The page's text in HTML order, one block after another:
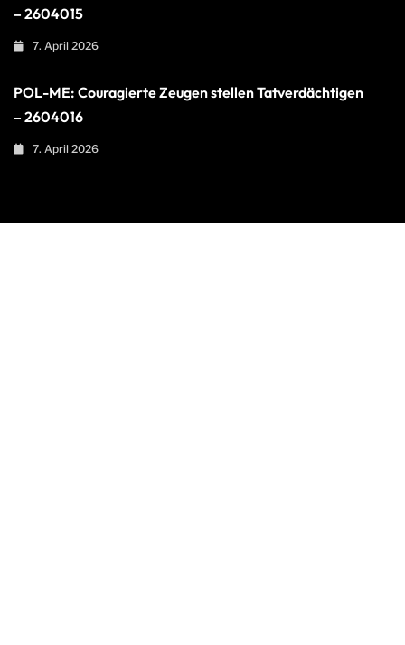
– 2604015
7. April 2026
POL-ME: Couragierte Zeugen stellen Tatverdächtigen
– 2604016
7. April 2026